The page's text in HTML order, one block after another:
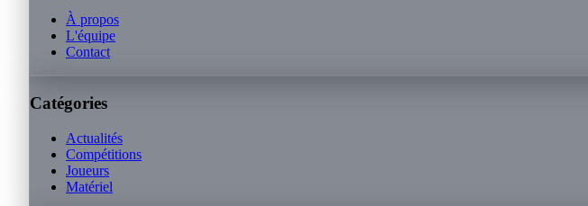
À propos
L'équipe
Contact
Catégories
Actualités
Compétitions
Joueurs
Matériel